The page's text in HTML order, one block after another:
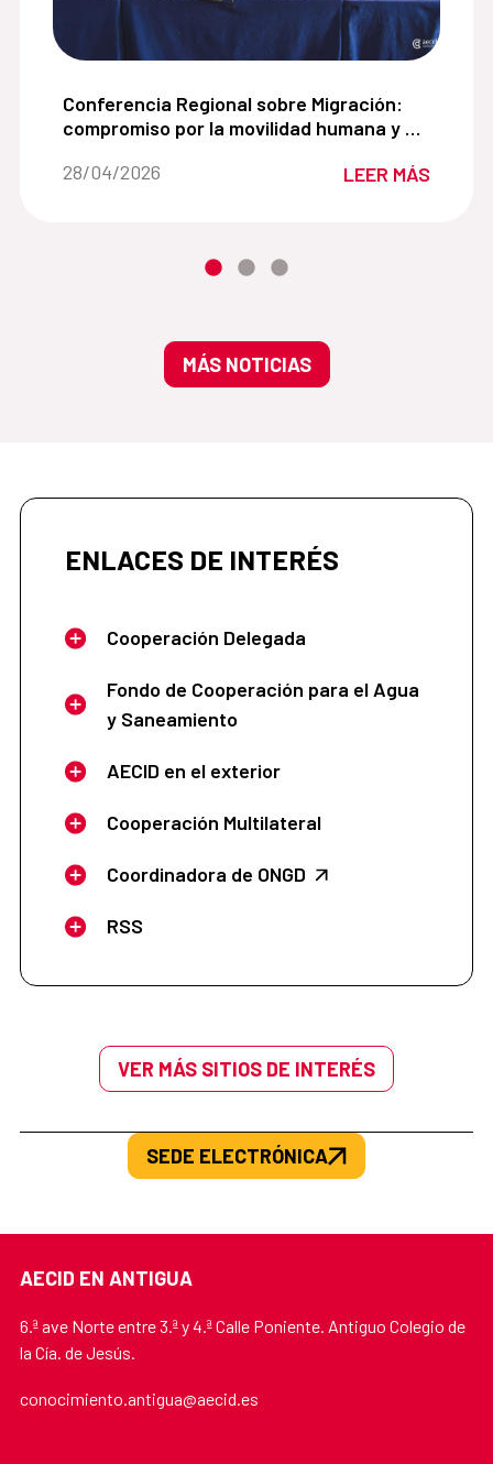
para fortalecer la transición hacia un modelo de
Conferencia Regional sobre Migración:
Conferencia Regional sobre Migración:
compromiso por la movilidad humana y el
Fecha de la noticia::
28/04/2026 LEER MÁS
MÁS NOTICIAS
ENLACES DE INTERÉS
Cooperación Delegada
Fondo de Cooperación para el Agua
y Saneamiento
AECID en el exterior
Cooperación Multilateral
Coordinadora de ONGD
RSS
VER MÁS SITIOS DE INTERÉS
SEDE ELECTRÓNICA
AECID EN ANTIGUA
6.ª ave Norte entre 3.ª y 4.ª Calle Poniente. Antiguo Colegio de
la Cía. de Jesús.
conocimiento.antigua@aecid.es